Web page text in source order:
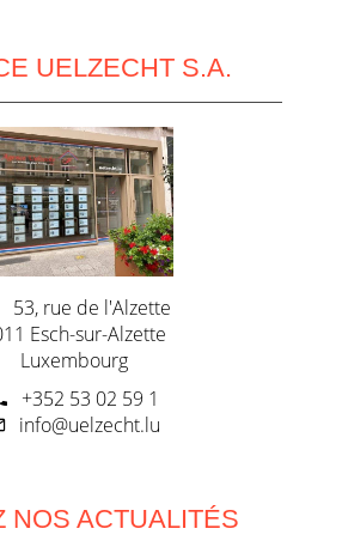
UELZECHT S.A.
53, rue de l'Alzette
Esch-sur-Alzette
Luxembourg
+352 53 02 59 1
info@uelzecht.lu
NOS ACTUALITÉS